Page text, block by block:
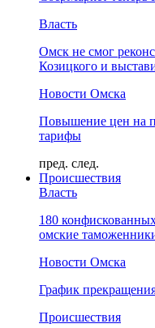
Власть
Омск не смог
Козицкого и
Новости Омска
Повышение цен на
тарифы
пред. след.
Происшествия
Власть
180
омские
Новости Омска
График
Происшествия